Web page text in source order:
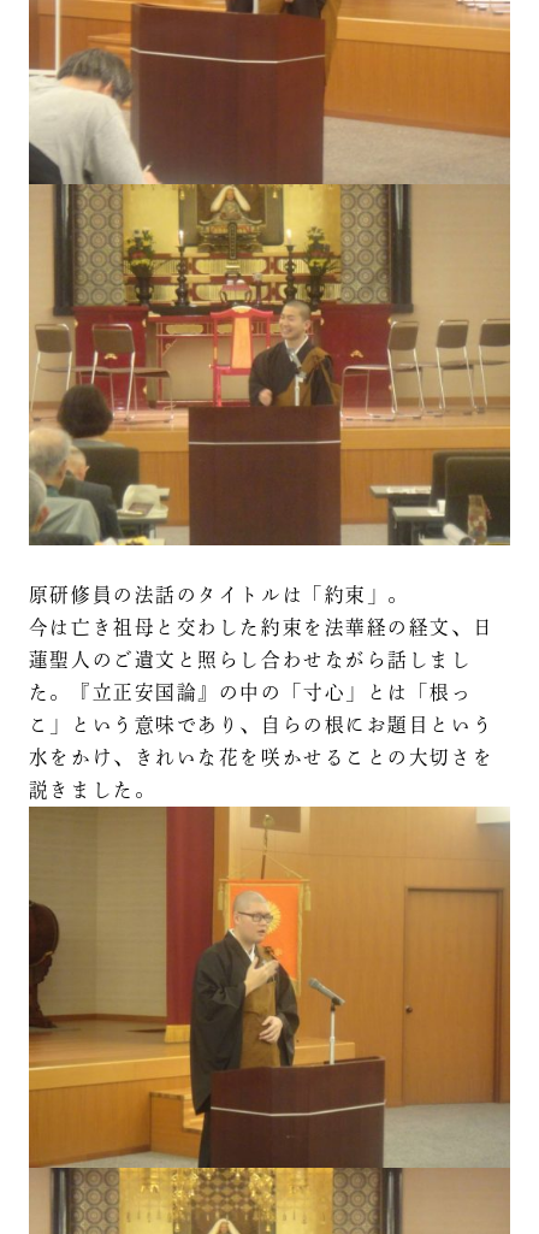
原研修員の法話のタイトルは「約束」。
今は亡き祖母と交わした約束を法華経の経文、日
蓮聖人のご遺文と照らし合わせながら話しまし
た。『立正安国論』の中の「寸心」とは「根っ
こ」という意味であり、自らの根にお題目という
水をかけ、きれいな花を咲かせることの大切さを
説きました。